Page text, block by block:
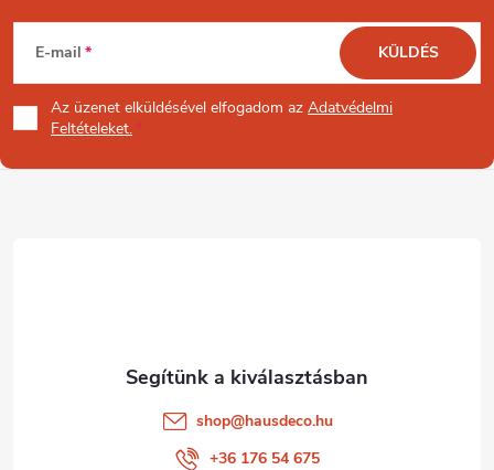
L
á
b
E-mail
Az üzenet elküldésével elfogadom az Adatvédelmi
Feltételeket.
KÜLDÉS
shop@hausdeco.hu
+36 176 54 675